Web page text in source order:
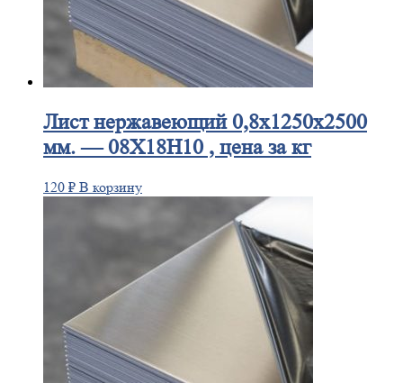
Листнержавеющий 0,8x1250x2500
мм. — 08Х18Н10 , цена за кг
120 ₽ В корзину